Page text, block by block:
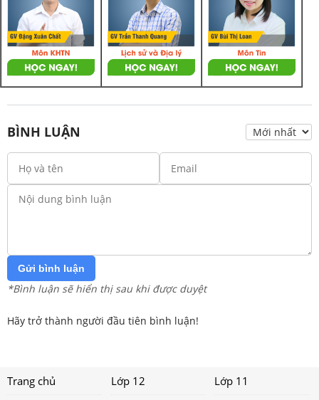
BÌNH LUẬN
Gửi bình luận
*Bình luận sẽ hiển thị sau khi được duyệt
Hãy trở thành người đầu tiên bình luận!
Trang chủ Lớp 12
Lớp 11